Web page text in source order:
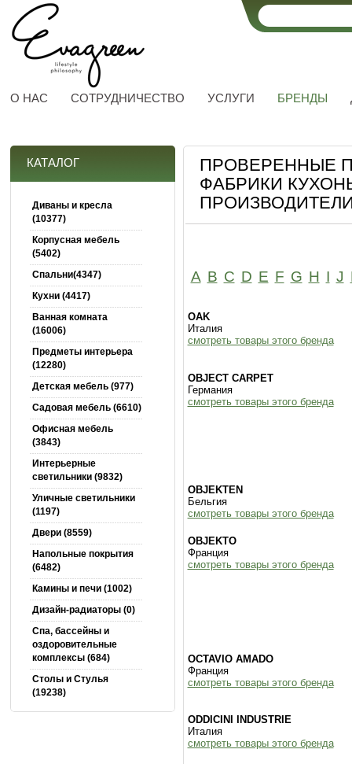
О НАС СОТРУДНИЧЕСТВО УСЛУГИ БРЕНДЫ
КАТАЛОГ
Диваны и кресла
(10377)
Корпусная мебель
(5402)
Спальни(4347)
Кухни (4417)
Ванная комната
(16006)
Предметы интерьера
(12280)
Детская мебель (977)
Садовая мебель (6610)
Офисная мебель
(3843)
Интерьерные
светильники (9832)
Уличные светильники
(1197)
Двери (8559)
Напольные покрытия
(6482)
Камины и печи (1002)
Дизайн-радиаторы (0)
Спа, бассейны и
оздоровительные
комплексы (684)
Столы и Cтулья
(19238)
ПРОВЕРЕННЫЕ
ФАБРИКИ
A B C D E F G H I J
OAK
Италия
смотреть товары этого бренда
OBJECT CARPET
Германия
смотреть товары этого бренда
OBJEKTEN
Бельгия
смотреть товары этого бренда
OBJEKTO
Франция
смотреть товары этого бренда
OCTAVIO AMADO
Франция
смотреть товары этого бренда
ODDICINI INDUSTRIE
Италия
смотреть товары этого бренда